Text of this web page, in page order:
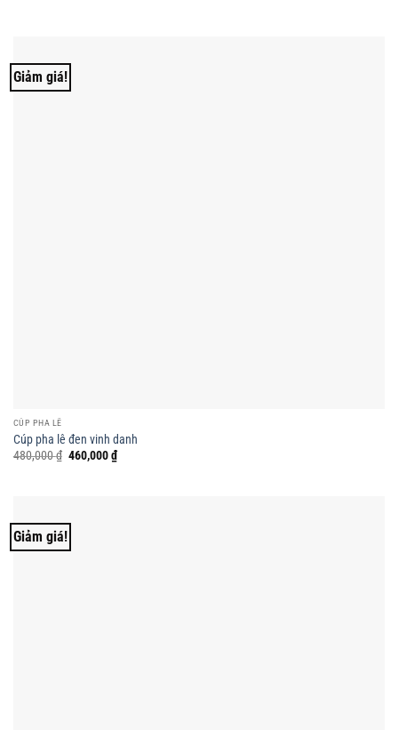
Giảm giá!
CÚP PHA LÊ
Cúp pha lê đen vinh danh
480,000₫ Giá
460,000₫Giá
hiện
Giảm giá!